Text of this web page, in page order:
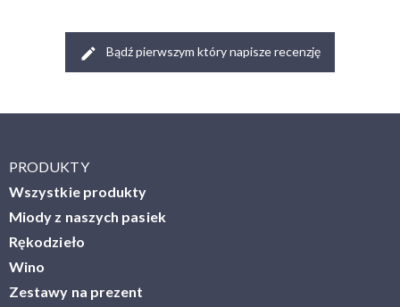
Bądź pierwszym który napisze recenzję
PRODUKTY
Wszystkie produkty
Miody z naszych pasiek
Rękodzieło
Wino
Zestawy na prezent